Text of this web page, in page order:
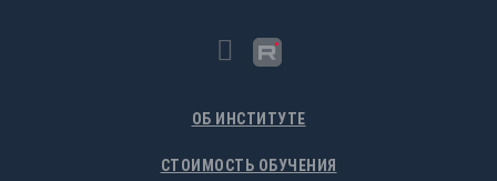
ОБ ИНСТИТУТЕ
СТОИМОСТЬ ОБУЧЕНИЯ